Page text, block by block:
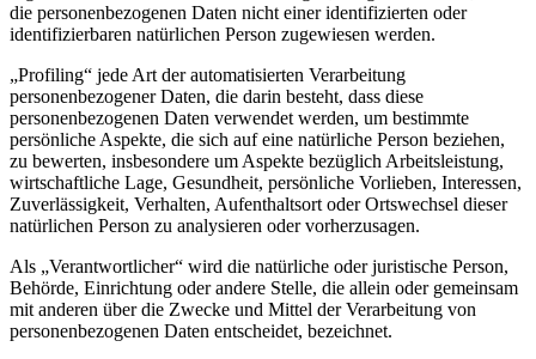
die personenbezogenen Daten nicht einer identifizierten oder
identifizierbaren natürlichen Person zugewiesen werden.
„Profiling“ jede Art der automatisierten Verarbeitung
personenbezogener Daten, die darin besteht, dass diese
personenbezogenen Daten verwendet werden, um bestimmte
persönliche Aspekte, die sich auf eine natürliche Person beziehen,
zu bewerten, insbesondere um Aspekte bezüglich Arbeitsleistung,
wirtschaftliche Lage, Gesundheit, persönliche Vorlieben, Interessen,
Zuverlässigkeit, Verhalten, Aufenthaltsort oder Ortswechsel dieser
natürlichen Person zu analysieren oder vorherzusagen.
Als „Verantwortlicher“ wird die natürliche oder juristische Person,
Behörde, Einrichtung oder andere Stelle, die allein oder gemeinsam
mit anderen über die Zwecke und Mittel der Verarbeitung von
personenbezogenen Daten entscheidet, bezeichnet.